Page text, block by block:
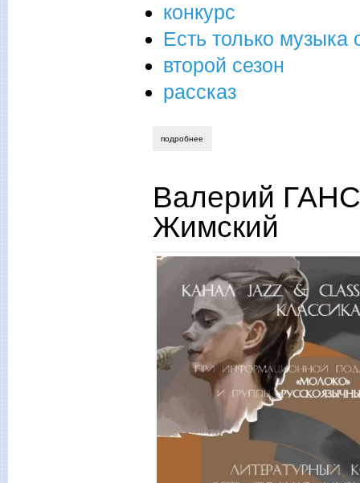
конкурс
Есть только музыка
второй сезон
рассказ
подробнее
Валерий
Жимский